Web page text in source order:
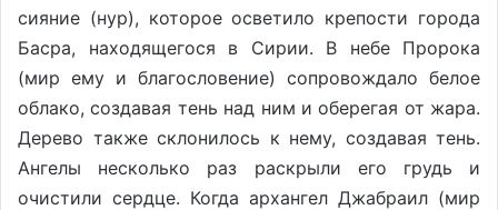
сияние (нур), которое осветило крепости города
Басра, находящегося в Сирии. В небе Пророка
(мир ему и благословение) сопровождало белое
облако, создавая тень над ним и оберегая от жара.
Дерево также склонилось к нему, создавая тень.
Ангелы несколько раз раскрыли его грудь и
очистили сердце. Когда архангел Джабраил (мир